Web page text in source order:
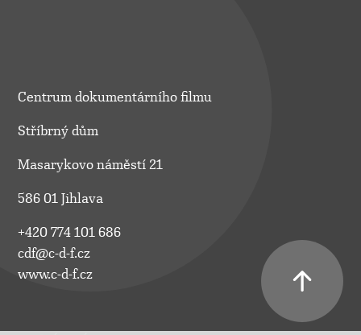
Centrum dokumentárního filmu
Stříbrný dům
Masarykovo náměstí 21
586 01 Jihlava
+420 774 101 686
cdf@c-d-f.cz
www.c-d-f.cz